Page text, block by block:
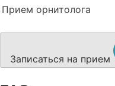
Прием орнитолога
Записаться на прием